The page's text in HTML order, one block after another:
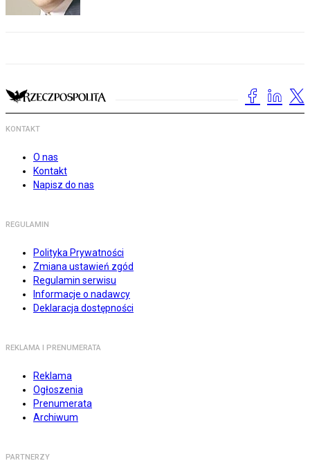
KONTAKT
O nas
Kontakt
Napisz do nas
REGULAMIN
Polityka Prywatności
Zmiana ustawień zgód
Regulamin serwisu
Informacje o nadawcy
Deklaracja dostępności
REKLAMA I PRENUMERATA
Reklama
Ogłoszenia
Prenumerata
Archiwum
PARTNERZY